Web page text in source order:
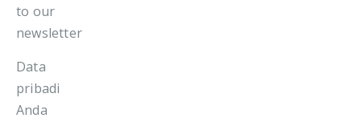
to our
newsletter
Data
pribadi
Anda